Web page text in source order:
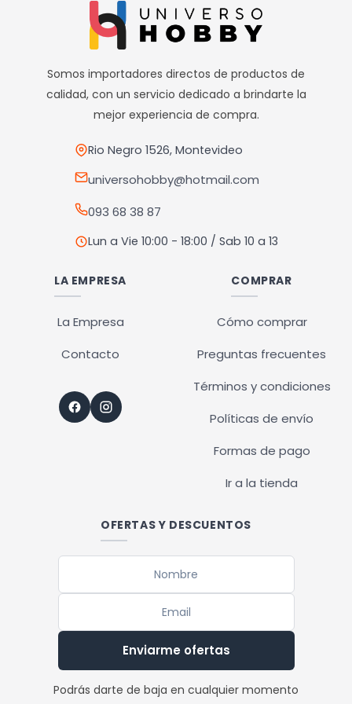
variantes.
Las
opciones
se
pueden
en
la
de
producto
Somos importadores directos de productos de
calidad, con un servicio dedicado a brindarte la
mejor experiencia de compra.
Rio Negro 1526, Montevideo
universohobby@hotmail.com
093 68 38 87
Lun a Vie 10:00 - 18:00 / Sab 10 a 13
LA EMPRESA
La Empresa
Contacto
COMPRAR
Cómo comprar
Preguntas frecuentes
Términos y condiciones
Políticas de envío
Formas de pago
Ir a la tienda
OFERTAS Y DESCUENTOS
Enviarme ofertas
Podrás darte de baja en cualquier momento